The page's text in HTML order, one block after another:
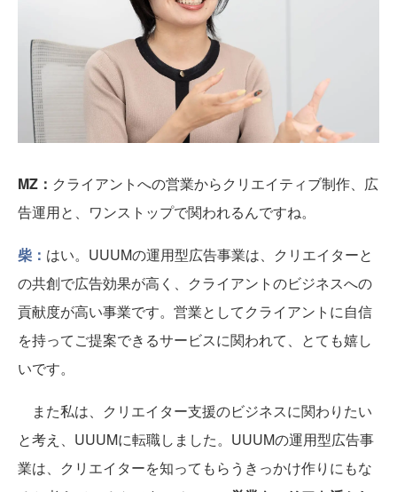
MZ： クライアントへの営業からクリエイティブ制作、広
告運用と、ワンストップで関われるんですね。
柴： はい。UUUMの運用型広告事業は、クリエイターと
の共創で広告効果が高く、クライアントのビジネスへの
貢献度が高い事業です。営業としてクライアントに自信
を持ってご提案できるサービスに関われて、とても嬉し
いです。
また私は、クリエイター支援のビジネスに関わりたい
と考え、UUUMに転職しました。UUUMの運用型広告事
業は、クリエイターを知ってもらうきっかけ作りにもな